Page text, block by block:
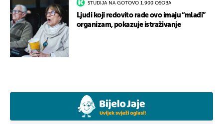
STUDIJA NA GOTOVO 1.900 OSOBA
Ljudi koji redovito rade ovo imaju “mlađi”
organizam, pokazuje istraživanje